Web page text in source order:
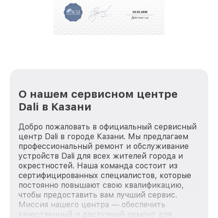
репутацию. Мы постоянно совершенствуемся и
стараемся каждый день делать наш сервис еще
О нашем сервисном центре
Dali в Казани
Добро пожаловать в официальный сервисный
центр Dali в городе Казани. Мы предлагаем
профессиональный ремонт и обслуживание
устройств Dali для всех жителей города и
окрестностей. Наша команда состоит из
сертифицированных специалистов, которые
постоянно повышают свою квалификацию,
чтобы предоставить вам лучший сервис.
Миссия нашего центра — обеспечить
качественный и доступный ремонт для